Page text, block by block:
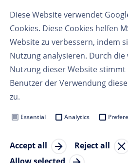
Diese Website verwendet
Cookies. Diese Cookies helfen
Website zu verbessern, indem
Nutzung analysieren. Durch die
Nutzung dieser Website stimmt
Benutzer der Verwendung
zu.
Essential Analytics
Accept all
Reject all
Cookie Settings
© Copyright 2023 MSC